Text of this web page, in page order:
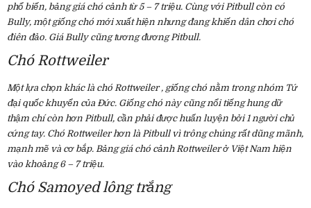
phổ biến, bảng giá chó cảnh từ 5 – 7 triệu. Cùng với Pitbull còn có
Bully, một giống chó mới xuất hiện nhưng đang khiến dân chơi chó
điên đảo. Giá Bully cũng tương đương Pitbull.
Chó Rottweiler
Một lựa chọn khác là chó Rottweiler, giống chó nằm trong nhóm Tứ
đại quốc khuyển của Đức. Giống chó này cũng nổi tiếng hung dữ
thậm chí còn hơn Pitbull, cần phải được huấn luyện bởi 1 người chủ
cứng tay. Chó Rottweiler hơn là Pitbull vì trông chúng rất dũng mãnh,
mạnh mẽ và cơ bắp. Bảng giá chó cảnh Rottweiler ở Việt Nam hiện
vào khoảng 6 – 7 triệu.
Chó Samoyed lông trắng